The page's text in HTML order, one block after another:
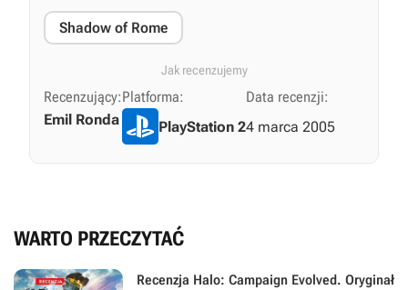
Shadow of Rome
Jak recenzujemy
Recenzujący:
Emil Ronda
Platforma:
PlayStation 2
Data recenzji:
4 marca 2005
WARTO PRZECZYTAĆ
Recenzja Halo: Campaign Evolved. Oryginał